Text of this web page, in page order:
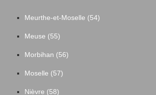
Meurthe-et-Moselle (54)
Meuse (55)
Morbihan (56)
Moselle (57)
Nièvre (58)